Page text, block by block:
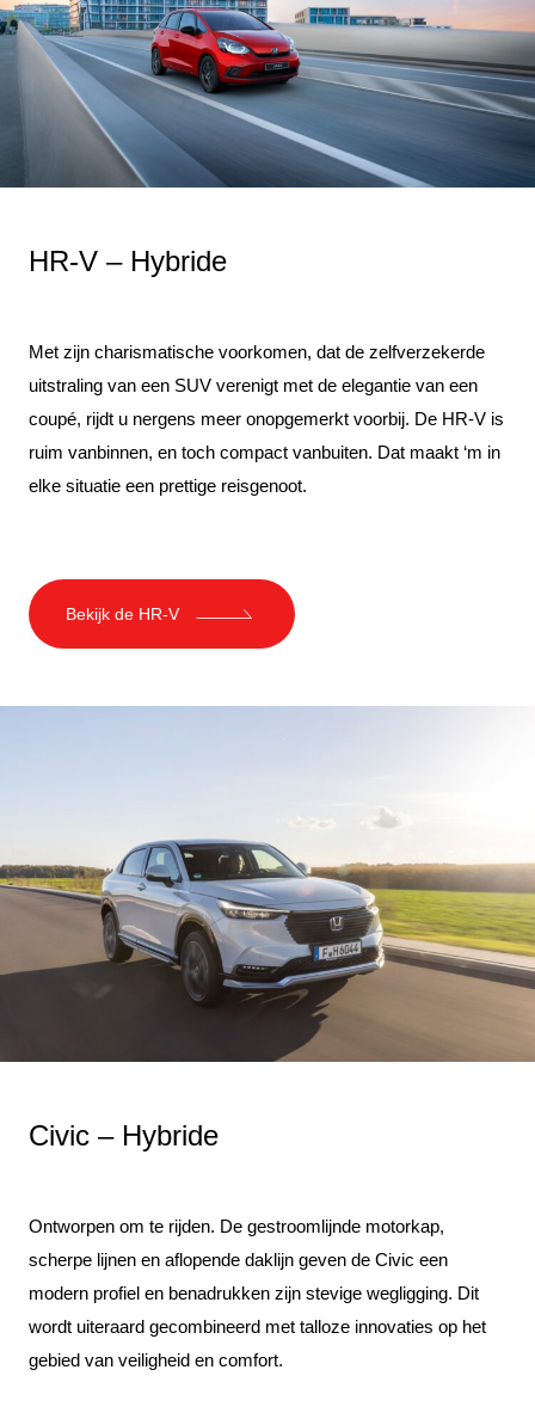
HR-V – Hybride
Met zijn charismatische voorkomen, dat de zelfverzekerde
uitstraling van een SUV verenigt met de elegantie van een
coupé, rijdt u nergens meer onopgemerkt voorbij. De HR-V is
ruim vanbinnen, en toch compact vanbuiten. Dat maakt ‘m in
elke situatie een prettige reisgenoot.
Bekijk de HR-V
Civic – Hybride
Ontworpen om te rijden. De gestroomlijnde motorkap,
scherpe lijnen en aflopende daklijn geven de Civic een
modern profiel en benadrukken zijn stevige wegligging. Dit
wordt uiteraard gecombineerd met talloze innovaties op het
gebied van veiligheid en comfort.